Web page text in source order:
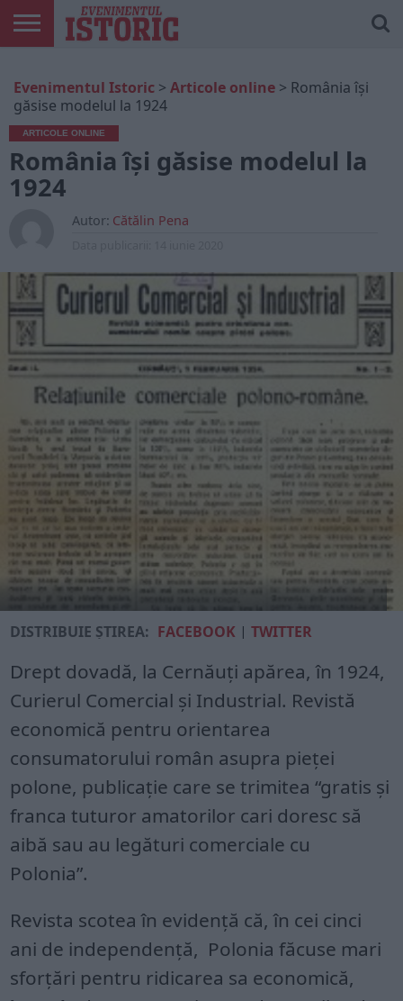
ONLINE
EDIȚII
TIPĂRITE
ISTORIC
PLAY
CONTUL
MEU
Evenimentul Istoric > Articole online > România își
găsise modelul la 1924
ARTICOLE ONLINE
România își găsise modelul la
1924
Autor: Cătălin Pena
DISTRIBUIE ȘTIREA: FACEBOOK |TWITTER
Drept dovadă, la Cernăuţi apărea, în 1924,
Curierul Comercial şi Industrial. Revistă
economică pentru orientarea
consumatorului român asupra pieţei
polone, publicaţie care se trimitea “gratis şi
franca tuturor amatorilor cari doresc să
aibă sau au legături comerciale cu
Polonia”.
Revista scotea în evidenţă că, în cei cinci
ani de independenţă, Polonia făcuse mari
sforţări pentru ridicarea sa economică,